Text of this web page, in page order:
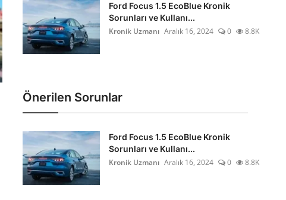
Ford Focus 1.5 EcoBlue Kronik
Sorunları ve Kullanı...
Kronik Uzmanı Aralık 16, 2024 0 8.8K
Önerilen Sorunlar
Ford Focus 1.5 EcoBlue Kronik
Sorunları ve Kullanı...
Kronik Uzmanı Aralık 16, 2024 0 8.8K